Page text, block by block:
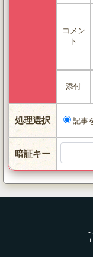
コメン
ト
添付
処理選択 記事
暗証キー
-
++